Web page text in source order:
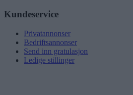
Kundeservice
Privatannonser
Bedriftsannonser
Send inn gratulasjon
Ledige stillinger